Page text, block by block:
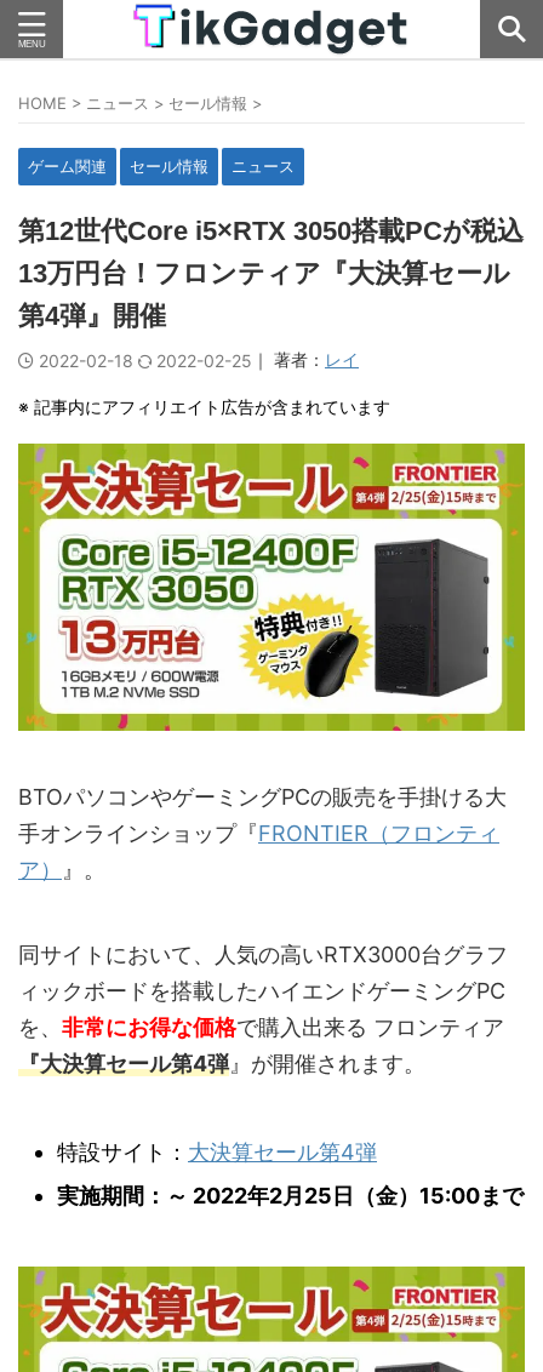
HOME > ニュース > セール情報 >
ゲーム関連 セール情報 ニュース
第12世代Core i5×RTX 3050搭載PCが税込
13万円台！フロンティア『大決算セール
第4弾』開催
2022-02-18 2022-02-25 ｜ 著者： レイ
※ 記事内にアフィリエイト広告が含まれています
BTOパソコンやゲーミングPCの販売を手掛ける大
手オンラインショップ『FRONTIER（フロンティ
ア）
』。
同サイトにおいて、人気の高いRTX3000台グラフ
ィックボードを搭載したハイエンドゲーミングPC
を、 非常にお得な価格で購入出来る フロンティア
『大決算セール第4弾』が開催されます。
特設サイト： 大決算セール第4弾
実施期間：～ 2022年2月25日（金）15:00まで